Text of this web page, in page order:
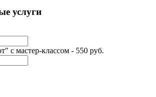
услуги
с мастер-классом - 550 руб.